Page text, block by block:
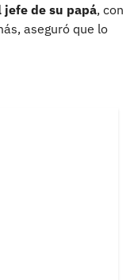
jefe de su papá, con
aseguró que lo